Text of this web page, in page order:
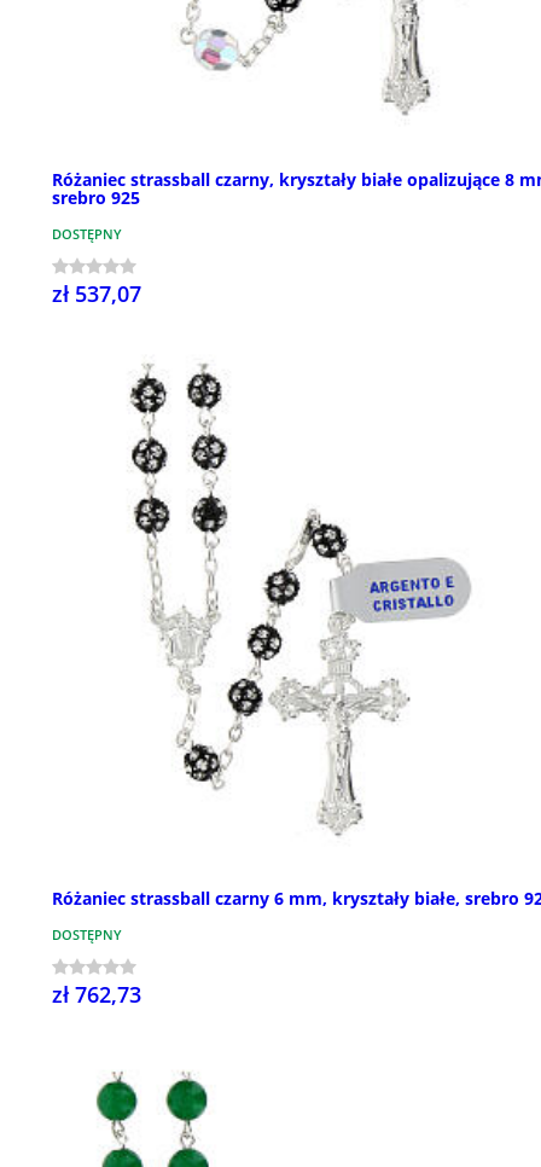
Różaniec strassball czarny, kryształy białe opalizujące 8
srebro 925
DOSTĘPNY
zł 537,07
Różaniec strassball czarny 6 mm, kryształy białe, srebro
DOSTĘPNY
zł 762,73